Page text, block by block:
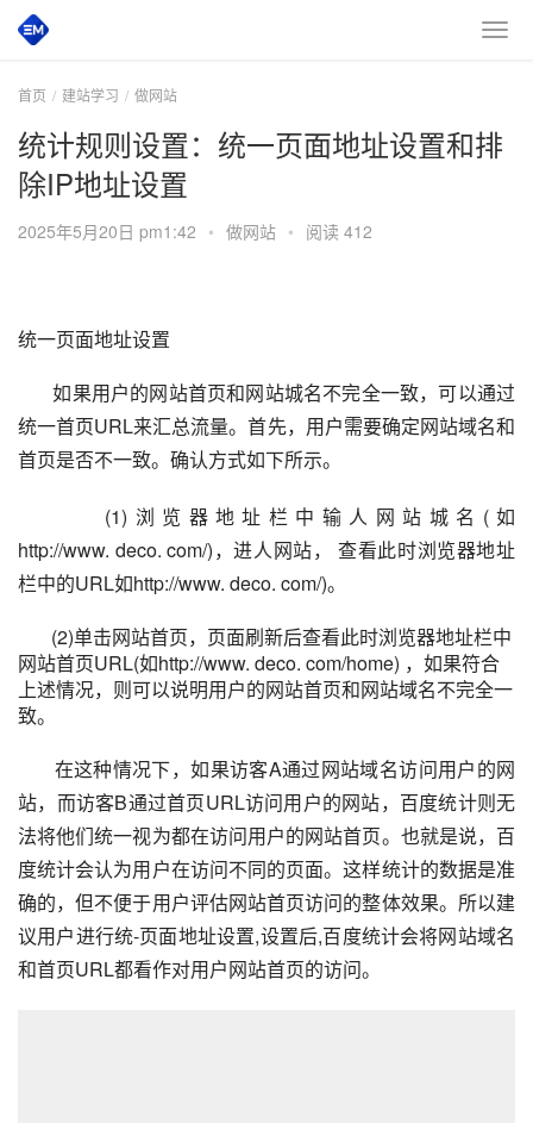
首页 建站学习 做网站
统计规则设置：统一页面地址设置和排
除IP地址设置
2025年5月20日 pm1:42 • 做网站 • 阅读 412
统一页面地址设置
如果用户的网站首页和网站城名不完全一致，可以通过
统一首页URL来汇总流量。首先，用户需要确定网站域名和
首页是否不一致。确认方式如下所示。
(1)浏览器地址栏中输人网站城名(如
http://www. deco. com/)，进人网站， 查看此时浏览器地址
栏中的URL如http://www. deco. com/)。
(2)单击网站首页，页面刷新后查看此时浏览器地址栏中
网站首页URL(如http://www. deco. com/home) ，如果符合
上述情况，则可以说明用户的网站首页和网站域名不完全一
致。
在这种情况下，如果访客A通过网站域名访问用户的网
站，而访客B通过首页URL访问用户的网站，百度统计则无
法将他们统一视为都在访问用户的网站首页。也就是说，百
度统计会认为用户在访问不同的页面。这样统计的数据是准
确的，但不便于用户评估网站首页访问的整体效果。所以建
议用户进行统-页面地址设置,设置后,百度统计会将网站域名
和首页URL都看作对用户网站首页的访问。